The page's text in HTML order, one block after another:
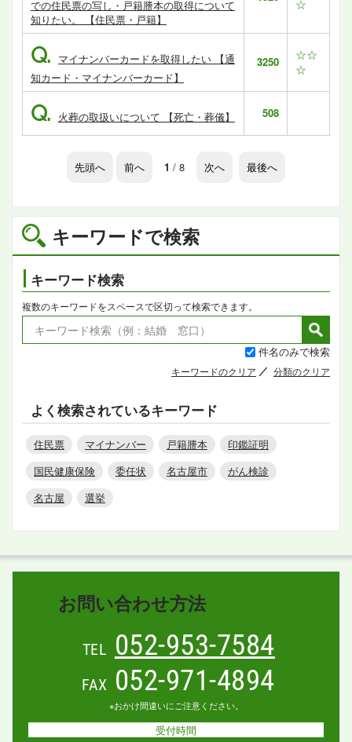
キーワードで検索
キーワード検索
複数のキーワードをスペースで区切って検索できます。
件名のみで検索
キーワードのクリア 分類のクリア
よく検索されているキーワード
住民票 マイナンバー 戸籍謄本
印鑑証明
国民健康保険
委任状 名古屋市
がん検診
名古屋
選挙
での住民票の写し・戸籍謄本の取得について
知りたい。 【住民票・戸籍】
☆
Q. マイナンバーカードを取得したい 【通
知カード・マイナンバーカード】
3250
☆☆
☆
Q. 火葬の取扱いについて 【死亡・葬儀】 508
先頭へ 前へ 1 / 8 次へ 最後へ
お問い合わせ方法
TEL 052-953-7584
FAX 052-971-4894
※おかけ間違いにご注意ください。
受付時間